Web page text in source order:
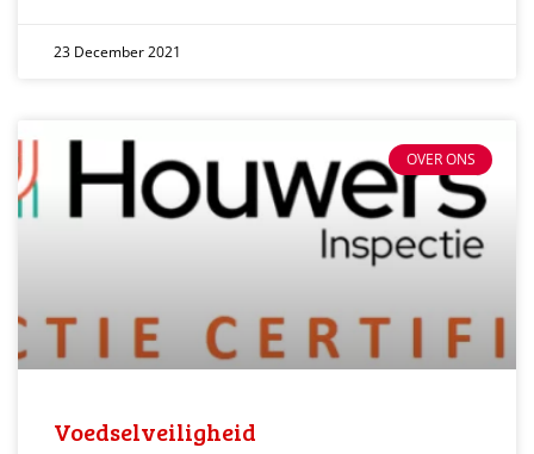
23 December 2021
OVER ONS
Voedselveiligheid